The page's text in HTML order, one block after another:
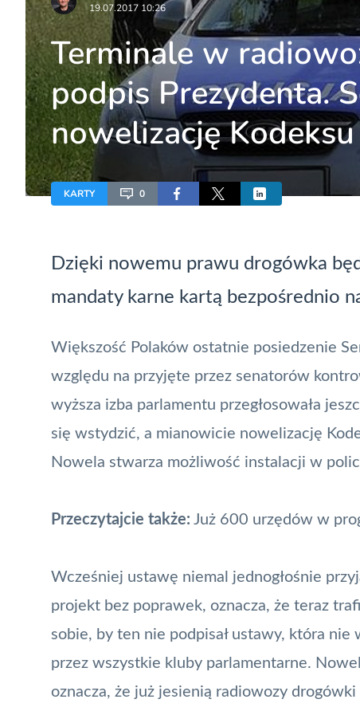
19.07.2017 10:26
Terminale w
podpis Prezydenta.
nowelizację
KARTY 0
Dzięki nowemu prawu drogówka
mandaty karne kartą bezpośrednio
Większość Polaków ostatnie posiedzenie
względu na przyjęte przez senatorów
wyższa izba parlamentu przegłosowała
się wstydzić, a mianowicie nowelizację
Nowela stwarza możliwość instalacji w
Przeczytajcie także: Już 600 urzędów w
Wcześniej ustawę niemal jednogłośnie
projekt bez poprawek, oznacza, że teraz
sobie, by ten nie podpisał ustawy, która
przez wszystkie kluby parlamentarne.
oznacza, że już jesienią radiowozy